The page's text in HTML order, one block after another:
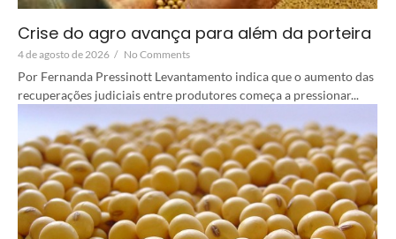
Crise do agro avança para além da porteira
4 de agosto de 2026 / No Comments
Por Fernanda Pressinott Levantamento indica que o aumento das
recuperações judiciais entre produtores começa a pressionar...